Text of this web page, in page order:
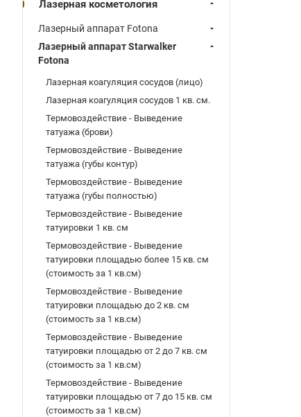
Лазерная косметология
Лазерный аппарат Fotona
Лазерный аппарат Starwalker
Fotona
Лазерная коагуляция сосудов (лицо)
Лазерная коагуляция сосудов 1 кв. см.
Термовоздействие - Выведение
татуажа (брови)
Термовоздействие - Выведение
татуажа (губы контур)
Термовоздействие - Выведение
татуажа (губы полностью)
Термовоздействие - Выведение
татуировки 1 кв. см
Термовоздействие - Выведение
татуировки площадью более 15 кв. см
(стоимость за 1 кв.см)
Термовоздействие - Выведение
татуировки площадью до 2 кв. см
(стоимость за 1 кв.см)
Термовоздействие - Выведение
татуировки площадью от 2 до 7 кв. см
(стоимость за 1 кв.см)
Термовоздействие - Выведение
татуировки площадью от 7 до 15 кв. см
(стоимость за 1 кв.см)